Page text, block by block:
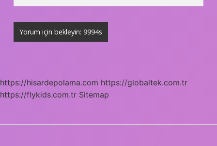
https://hisardepolama.com https://globaltek.com.tr
https://flykids.com.tr Sitemap